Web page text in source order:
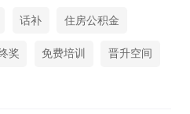
话补 住房公积金
奖 免费培训 晋升空间